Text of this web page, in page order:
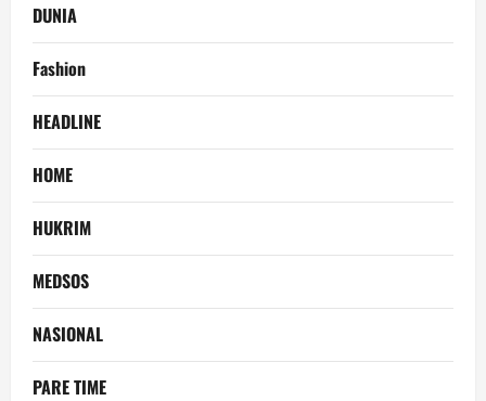
DUNIA
Fashion
HEADLINE
HOME
HUKRIM
MEDSOS
NASIONAL
PARE TIME